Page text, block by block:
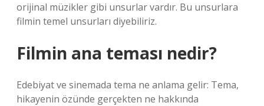
orijinal müzikler gibi unsurlar vardır. Bu unsurlara
filmin temel unsurları diyebiliriz.
Filmin ana teması nedir?
Edebiyat ve sinemada tema ne anlama gelir: Tema,
hikayenin özünde gerçekten ne hakkında